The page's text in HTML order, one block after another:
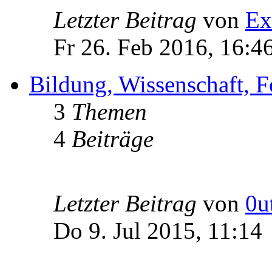
Letzter Beitrag von
Fr 26. Feb 2016,
Bildung, Wissenschaft,
3 Themen
4 Beiträge
Letzter Beitrag von
Do 9. Jul 2015, 11:14